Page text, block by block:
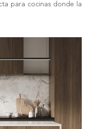
para cocinas donde la